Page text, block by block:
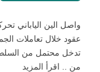
واصل الين الياباني
عقود خلال تعاملات
تدخل محتمل من
من .. اقرأ المزيد